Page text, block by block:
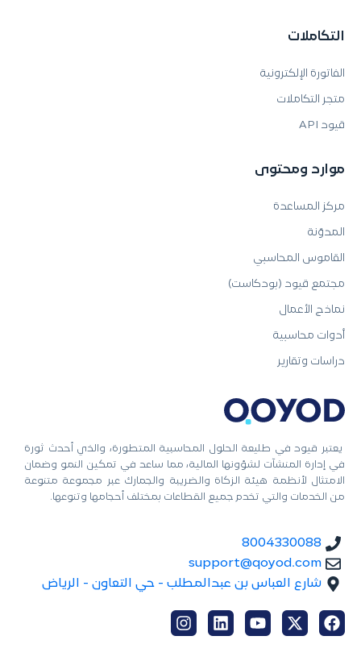
يعتبر قيود في طليعة الحلول المحاسبية المتطورة، والذي أحدث ثورة
في إدارة المنشآت لشؤونها المالية، مما ساعد في تمكين النمو وضمان
الامتثال لأنظمة هيئة الزكاة والضريبة والجمارك عبر مجموعة متنوعة
من الخدمات والتي تخدم جميع القطاعات بمختلف أحجامها وتنوعها.
8004330088
support@qoyod.com
شارع العباس بن عبدالمطلب - حي التعاون - الرياض
التكاملات
الفاتورة الإلكترونية
متجر التكاملات
قيود API
موارد ومحتوى
مركز المساعدة
المدوّنة
القاموس المحاسبي
مجتمع قيود (بودكاست)
نماذج الأعمال
أدوات محاسبية
دراسات وتقارير